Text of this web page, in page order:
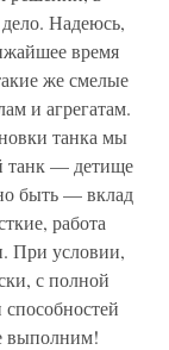
Надеюсь,
время
же смелые
и агрегатам.
танка мы
танк — детище
быть — вклад
работа
При условии,
с полной
выполним!